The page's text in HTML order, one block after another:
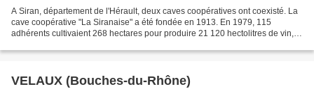
A Siran, département de l'Hérault, deux caves coopératives ont coexisté. La
cave coopérative "La Siranaise" a été fondée en 1913. En 1979, 115
adhérents cultivaient 268 hectares pour produire 21 120 hectolitres de vin,
VELAUX (Bouches-du-Rhône)